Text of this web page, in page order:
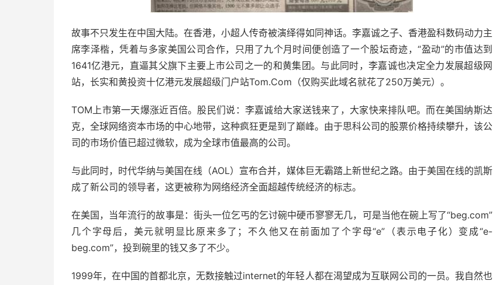
故事不只发生在中国大陆。在香港，小超人传奇被演绎得如同神话。李嘉诚之子、香港盈科数码动力主
席李泽楷，凭着与多家美国公司合作，只用了九个月时间便创造了一个股坛奇迹，“盈动”的市值达到
1641亿港元，直逼其父旗下主要上市公司之一的和黄集团。与此同时，李嘉诚也决定全力发展超级网
站，长实和黄投资十亿港元发展超级门户站Tom.Com（仅购买此域名就花了250万美元）。
TOM上市第一天爆涨近百倍。股民们说：李嘉诚给大家送钱来了，大家快来排队吧。而在美国纳斯达
克，全球网络资本市场的中心地带，这种疯狂更是到了巅峰。由于思科公司的股票价格持续攀升，该公
司的市场价值已超过微软，成为全球市值最高的公司。
与此同时，时代华纳与美国在线（AOL）宣布合并，媒体巨无霸踏上新世纪之路。由于美国在线的凯斯
成了新公司的领导者，这更被称为网络经济全面超越传统经济的标志。
在美国，当年流行的故事是：街头一位乞丐的乞讨碗中硬币寥寥无几，可是当他在碗上写了“beg.com”
几个字母后，美元就明显比原来多了；不久他又在前面加了个字母“e”（表示电子化）变成“e-
beg.com”，投到碗里的钱又多了不少。
1999年，在中国的首都北京，无数接触过internet的年轻人都在渴望成为互联网公司的一员。我自然也